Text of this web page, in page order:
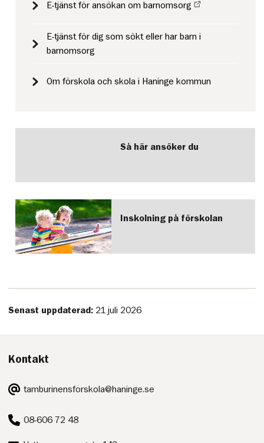
E-tjänst för ansökan om barnomsorg
E-tjänst för dig som sökt eller har barn i
barnomsorg
Om förskola och skola i Haninge kommun
Så här ansöker du
Inskolning på förskolan
Senast uppdaterad: 21 juli 2026
Kontakt
E-
post:
tamburinensforskola@haninge.se
Telefon:
08-606 72 48